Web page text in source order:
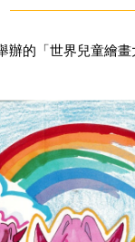
的「世界兒童繪